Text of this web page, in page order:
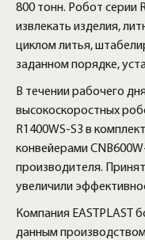
800 тонн. Робот серии
извлекать изделия,
циклом литья,
заданном порядке,
В течении рабочего
высокоскоростных
R1400WS-S3 в
конвейерами
производителя.
увеличили
Компания EASTPLAST
данным